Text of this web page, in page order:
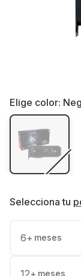
Elige color:
Selecciona tu
6+ meses
12+ meses